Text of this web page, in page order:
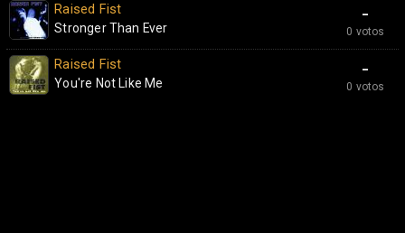
-
0 votos
Raised Fist
Stronger Than Ever
-
0 votos
Raised Fist
You're Not Like Me